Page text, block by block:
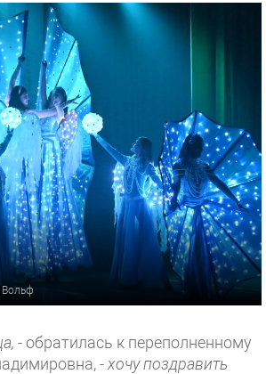
Вольф
- обратилась к переполненному
-хочу поздравить